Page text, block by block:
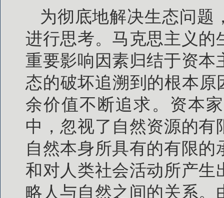
为彻底地解决生态问题
进行思考。马克思主义的
重要影响因素归结于资本
态的破坏追溯到的根本原
余价值不断追求。资本
中，忽视了自然资源的
自然本身所具有的有限
和对人类社会活动所产生
略人与自然之间的关系